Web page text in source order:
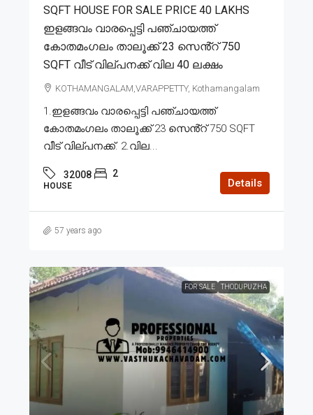
SQFT HOUSE FOR SALE PRICE 40 LAKHS
ഇളങ്ങവം വാരപ്പെട്ടി പഞ്ചായത്ത്
കോതമംഗലം താലൂക്ക് 23 സെൻ്റ് 750
SQFT വീട് വില്പനക്ക് വില 40 ലക്ഷം
KOTHAMANGALAM,VARAPPETTY, Kothamangalam
1.ഇളങ്ങവം വാരപ്പെട്ടി പഞ്ചായത്ത്
കോതമംഗലം താലൂക്ക് 23 സെൻ്റ് 750 SQFT
വീട് വില്പനക്ക്. 2.വില...
32008 2
HOUSE Details
57 years ago
FOR SALE THODUPUZHA